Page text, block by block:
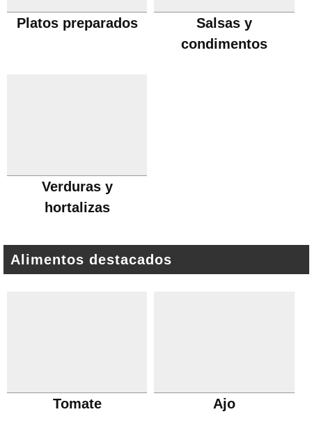
Platos preparados
Salsas y
condimentos
Verduras y
hortalizas
Alimentos destacados
Tomate Ajo